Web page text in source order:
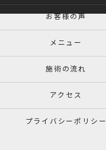
お客様の声
メニュー
施術の流れ
アクセス
プライバシーポリシー